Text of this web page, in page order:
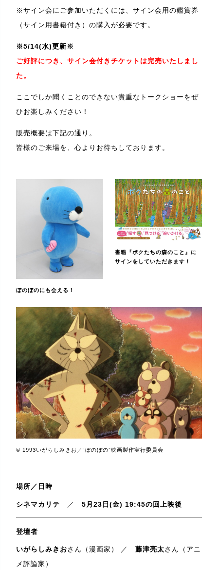
※サイン会にご参加いただくには、サイン会用の鑑賞券
（サイン用書籍付き）の購入が必要です。
※5/14(水)更新※
ご好評につき、サイン会付きチケットは完売いたしまし
た。
ここでしか聞くことのできない貴重なトークショーをぜ
ひお楽しみください！
販売概要は下記の通り。
皆様のご来場を、心よりお待ちしております。
ぼのぼのにも会える！
書籍『ボクたちの森のこと』に
サインをしていただきます！
© 1993いがらしみきお／“ぼのぼの”映画製作実行委員会
場所／日時
シネマカリテ ／5月23日(金) 19:45の回上映後
登壇者
いがらしみきおさん（漫画家） ／藤津亮太さん（アニ
メ評論家）